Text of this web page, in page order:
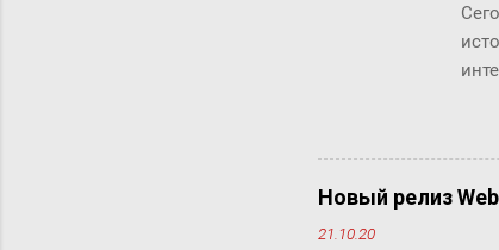
Новый релиз
21.10.20